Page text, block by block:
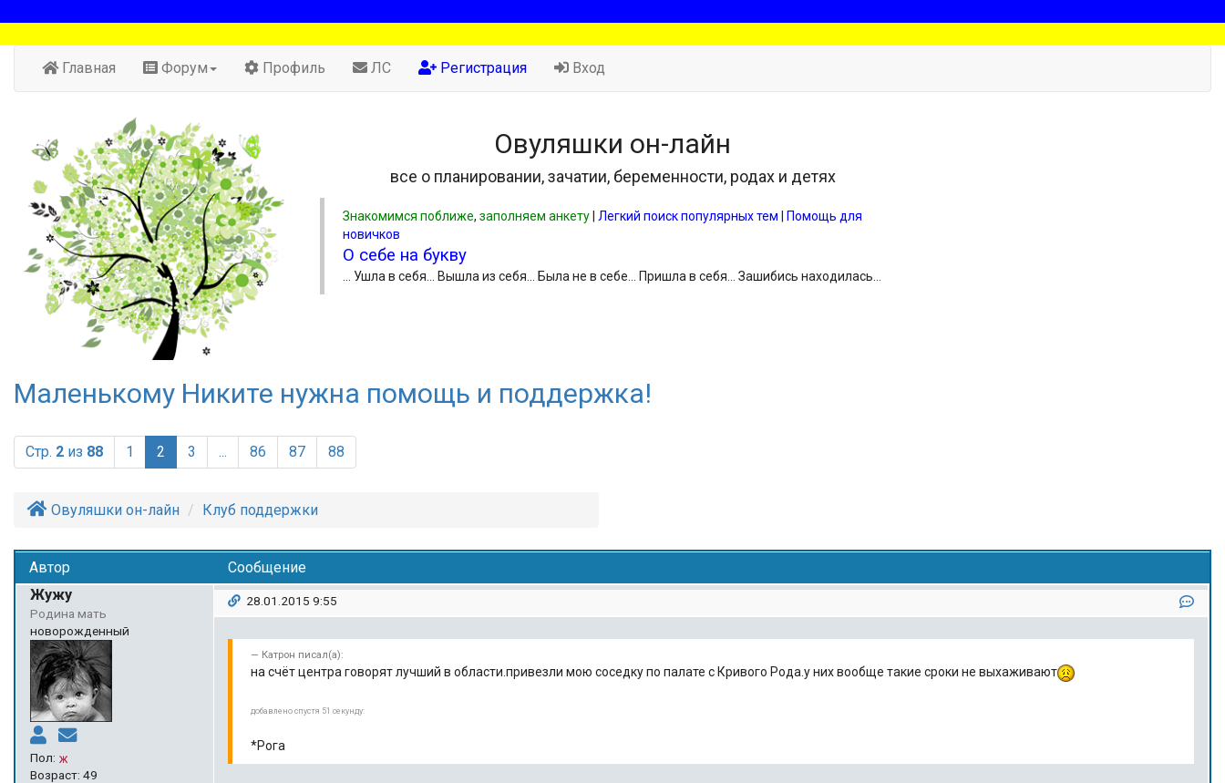
Главная Форум Профиль ЛС Регистрация Вход
Овуляшки он-лайн
все о планировании, зачатии, беременности, родах и детях
Знакомимся поближе, заполняем анкету Легкий поиск популярных тем
Помощь для
новичков
О себе на букву
... Ушла в себя... Вышла из себя... Была не в себе... Пришла в себя... Зашибись находилась...
Маленькому Никите нужна помощь и поддержка!
Стр. 2 из 88 1 2 (current)
3 ... 86 87 88
Овуляшки он-лайн Клуб поддержки
Автор
Сообщение
Жужу
Родина мать
новорожденный
Пол:
Возраст: 49
28.01.2015 9:55
Катрон писал(а):
на счёт центра говорят лучший в области.привезли мою соседку по палате с Кривого Рода.у них вообще такие сроки не выхаживают
добавлено спустя 51 секунду:
*Рога